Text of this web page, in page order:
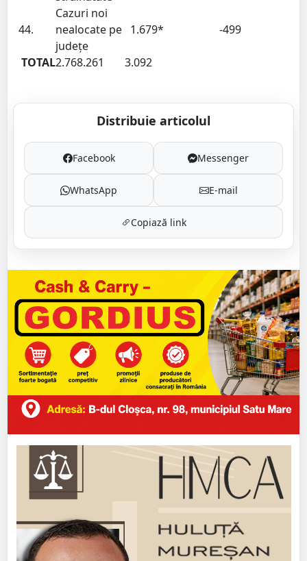
44.
Cazuri noi
nealocate pe
județe
1.679* -499
TOTAL2.768.261 3.092
Distribuie articolul
Facebook Messenger
WhatsApp E-mail
Copiază link